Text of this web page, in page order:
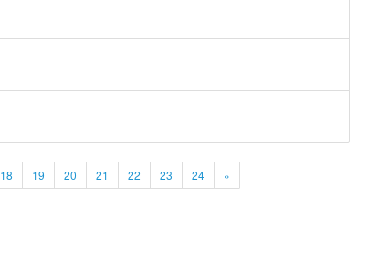
18 19 20 21 22 23 24 »